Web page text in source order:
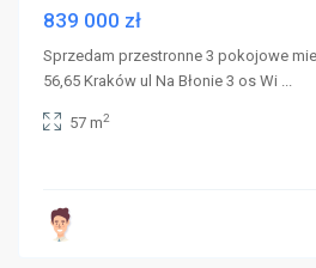
839 000 zł
Sprzedam przestronne 3 pokojowe
56,65 Kraków ul Na Błonie 3 os Wi ...
57 m2